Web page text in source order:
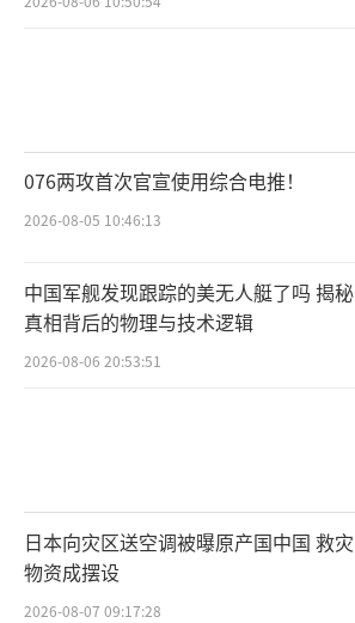
076两攻首次官宣使用综合电推！
2026-08-05 10:46:13
中国军舰发现跟踪的美无人艇了吗 揭秘
真相背后的物理与技术逻辑
2026-08-06 20:53:51
日本向灾区送空调被曝原产国中国 救灾
物资成摆设
2026-08-07 09:17:28